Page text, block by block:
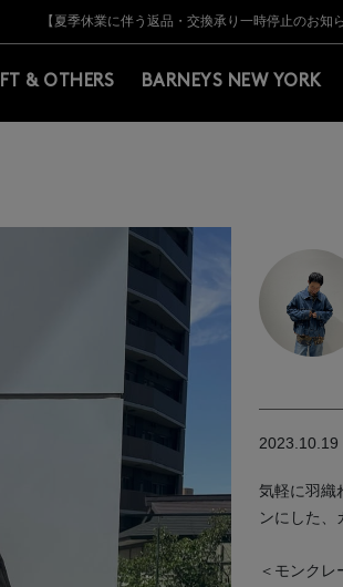
BARNEYS＞会員のお客様は11,000円（税込）以上の
【夏季休業に伴う出荷一時停止のお知らせ
【オンラインストア カスタマーセンター夏季休業に関す
【夏季休業に伴う返品・交換承り一時停止のお知
熊本県を中心とした地震の影響によるお荷物
【開催中】SUMMER SALEのご案内・ご
BARNEYS＞会員のお客様は11,000円（税込）以上の
【夏季休業に伴う出荷一時停止のお知らせ
& OTHERS BARNEYS NEW YORK
2023.10.19
気軽に羽織
ンにした、
＜モンク